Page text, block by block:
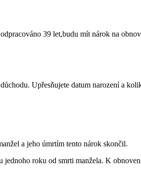
39 let,budu mít nárok na
Upřesňujete datum narození a
a jeho úmrtím tento nárok skončil.
jednoho roku od smrti manžela. K